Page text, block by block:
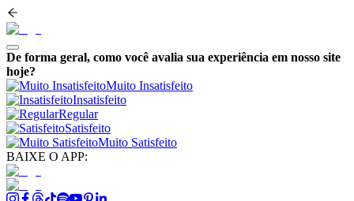
De forma geral, como você avalia sua experiência em nosso site
hoje?
Muito Insatisfeito
Insatisfeito
Regular
Satisfeito
Muito Satisfeito
BAIXE O APP: